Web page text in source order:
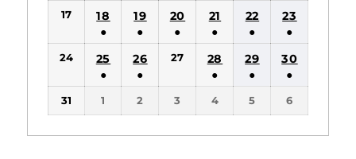
ン
ト)
ン
ト)
イ
ベ
ン
ト)
イ
ベ
ン
イ
ベ
ン
ト)
イ
ベ
ン
ト)
イ
ベ
ン
ト)
(2
の
イ
ン
ト)
(1
件
の
イ
ベ
ン
ト)
(2
件
の
イ
ン
ト)
(2
件
の
イ
ベ
ン
ト)
(1
件
の
イ
ベ
ン
ト)
(1
件
の
イ
ベ
ン
ト)
17
18
●
(1
件
イ
ン
19
●
(1
件
イ
ン
20
●
(1
イ
ン
21
●
(1
件
イ
ン
22
●
(1
件
イ
ン
23
●
(1
件
イ
ン
24
25
●
26
●
27
28
●
29
●
30
●
31 1 2 3 4 5 6